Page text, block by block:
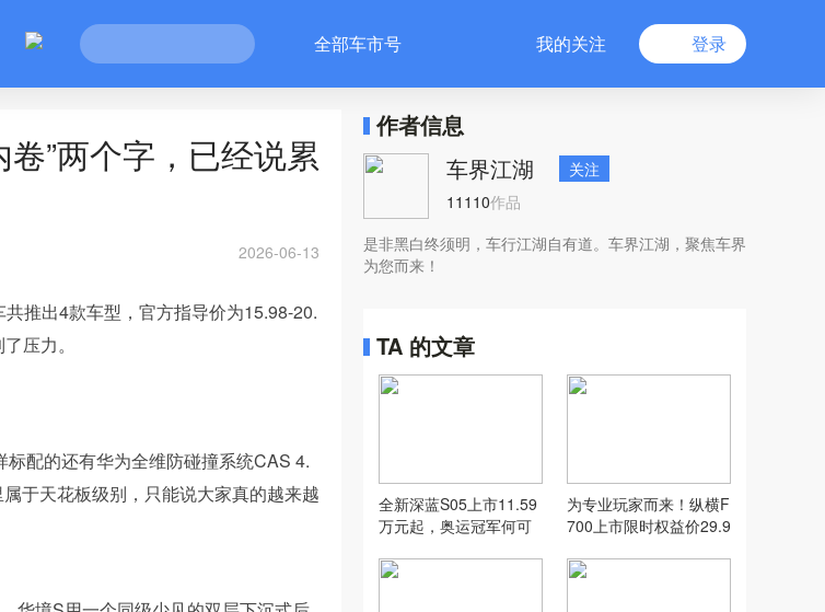
全部车市号 我的关注 登录
”两个字，已经说累
2026-06-13
推出4款车型，官方指导价为15.98-20.
压力。
配的还有华为全维防碰撞系统CAS 4.
于天花板级别，只能说大家真的越来越
作者信息
车界江湖
关注
11110作品
是非黑白终须明，车行江湖自有道。车界江湖，聚焦车界
为您而来！
TA 的文章
全新深蓝S05上市11.59
万元起，奥运冠军何可
为专业玩家而来！纵横F
700上市限时权益价29.9